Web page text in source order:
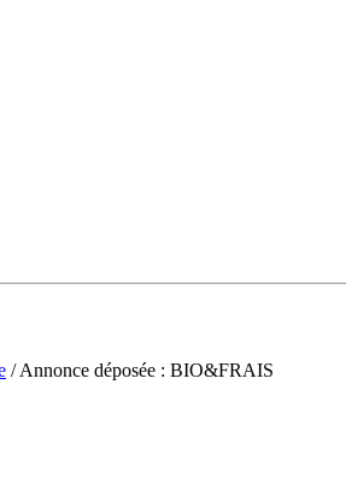
/ Annonce déposée : BIO&FRAIS